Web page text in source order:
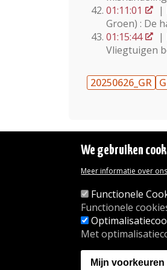
01:11:01
|
Groen) : De
01:15:44
|
Vliegtuigen
20250626_GR
Wettelijke
Transparantie
Toegang tot het
De gemeente
Organogram
Contact
We gebruiken
Meer informatie over
Functionele
Functionele
Met
Mijn